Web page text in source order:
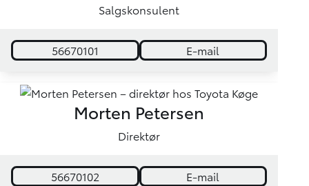
Salgskonsulent
56670101 E-mail
Morten Petersen
Direktør
56670102 E-mail